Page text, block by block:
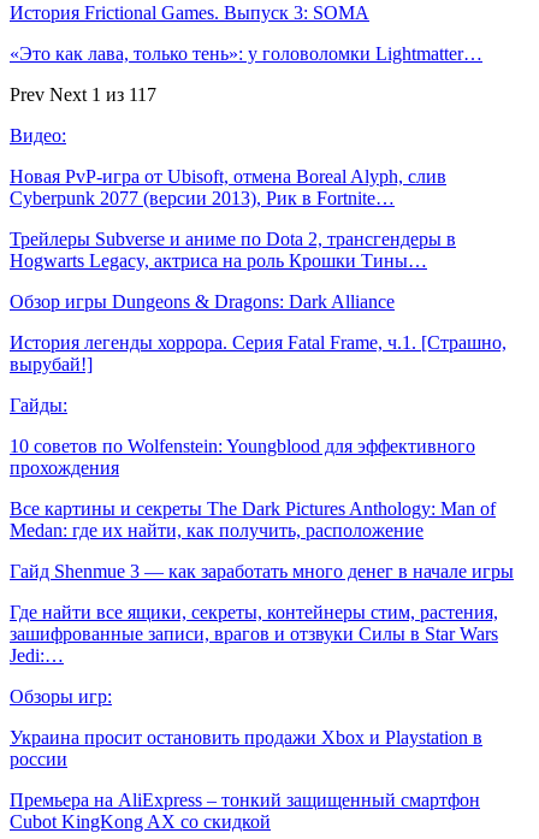
История Frictional Games. Выпуск 3: SOMA
«Это как лава, только тень»: у головоломки Lightmatter…
Prev Next 1 из 117
Видео:
Новая PvP-игра от Ubisoft, отмена Boreal Alyph, слив
Cyberpunk 2077 (версии 2013), Рик в Fortnite…
Трейлеры Subverse и аниме по Dota 2, трансгендеры в
Hogwarts Legacy, актриса на роль Крошки Тины…
Обзор игры Dungeons & Dragons: Dark Alliance
История легенды хоррора. Серия Fatal Frame, ч.1. [Страшно,
вырубай!]
Гайды:
10 советов по Wolfenstein: Youngblood для эффективного
прохождения
Все картины и секреты The Dark Pictures Anthology: Man of
Medan: где их найти, как получить, расположение
Гайд Shenmue 3 — как заработать много денег в начале игры
Где найти все ящики, секреты, контейнеры стим, растения,
зашифрованные записи, врагов и отзвуки Силы в Star Wars
Jedi:…
Обзоры игр:
Украина просит остановить продажи Xbox и Playstation в
россии
Премьера на AliExpress – тонкий защищенный смартфон
Cubot KingKong AX со скидкой